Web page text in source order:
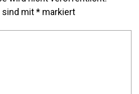
sind mit* markiert